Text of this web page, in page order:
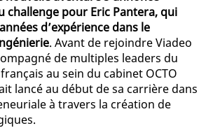
challenge pour Eric Pantera, qui
d’expérience dans le
. Avant de rejoindre Viadeo
de multiples leaders du
au sein du cabinet OCTO
lancé au début de sa carrière dans
à travers la création de